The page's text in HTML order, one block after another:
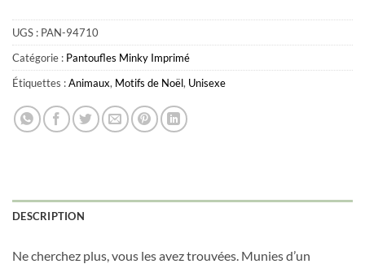
UGS : PAN-94710
Catégorie : Pantoufles Minky Imprimé
Étiquettes :Animaux, Motifs de Noël, Unisexe
DESCRIPTION
Ne cherchez plus, vous les avez trouvées. Munies d’un